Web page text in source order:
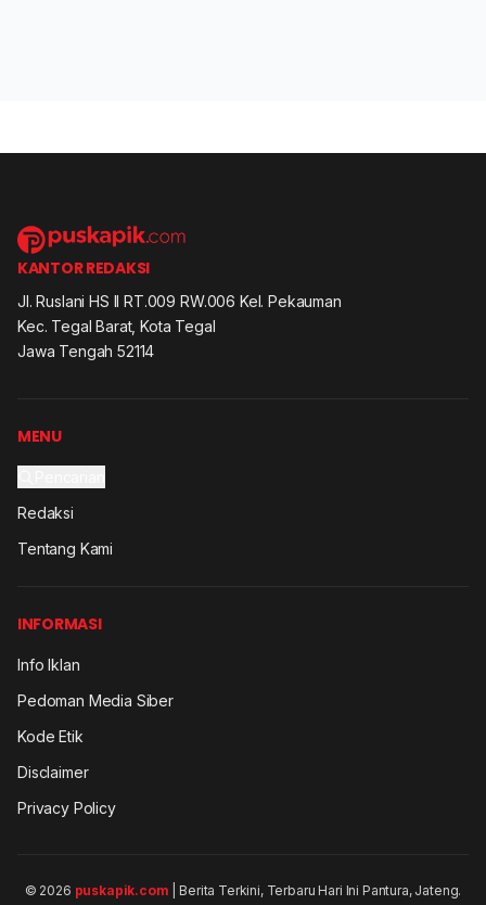
KANTOR REDAKSI
Jl. Ruslani HS II RT.009 RW.006 Kel. Pekauman
Kec. Tegal Barat, Kota Tegal
Jawa Tengah 52114
MENU
Redaksi
Tentang Kami
INFORMASI
Info Iklan
Pedoman Media Siber
Kode Etik
Disclaimer
Privacy Policy
© 2026 puskapik.com | Berita Terkini, Terbaru Hari Ini Pantura, Jateng.